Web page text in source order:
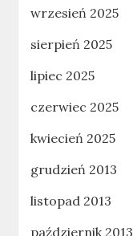
wrzesień 2025
sierpień 2025
lipiec 2025
czerwiec 2025
kwiecień 2025
grudzień 2013
listopad 2013
październik 2013